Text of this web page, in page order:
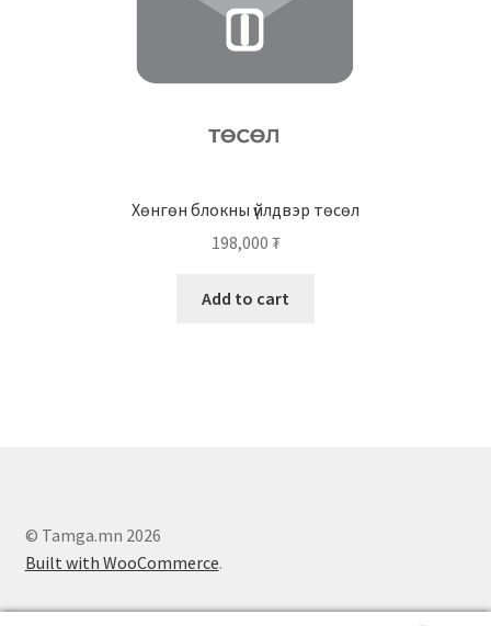
Хөнгөн блокны үйлдвэр төсөл
198,000 ₮
Add to cart
© Tamga.mn 2026
Built with WooCommerce.